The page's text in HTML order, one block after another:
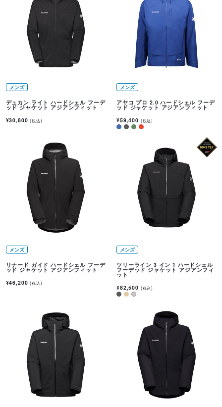
メンズ
デュカン ライト ハードシェル フーデ
ッド ジャケット アジアンフィット
¥30,800(税込)
メンズ
アヤコ プロ 2.0 ハードシェル フーデ
ッド ジャケット アジアンフィット
¥59,400 (税込)
メンズ
リナード ガイド ハードシェル フーデ
ッド ジャケット アジアンフィット
¥46,200(税込)
メンズ
ツリーライン 3 イン 1 ハードシェル
フーデッド ジャケット アジアンフィ
ット
¥82,500 (税込)